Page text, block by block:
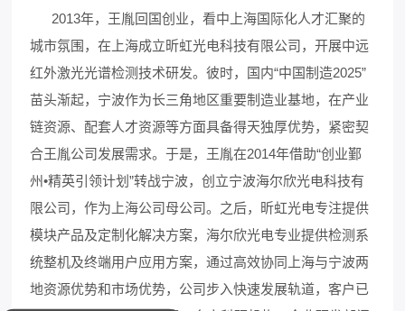
2013年，王胤回国创业，看中上海国际化人才汇聚的
城市氛围，在上海成立昕虹光电科技有限公司，开展中远
红外激光光谱检测技术研发。彼时，国内“中国制造2025”
苗头渐起，宁波作为长三角地区重要制造业基地，在产业
链资源、配套人才资源等方面具备得天独厚优势，紧密契
合王胤公司发展需求。于是，王胤在2014年借助“创业鄞
州•精英引领计划”转战宁波，创立宁波海尔欣光电科技有
限公司，作为上海公司母公司。之后，昕虹光电专注提供
模块产品及定制化解决方案，海尔欣光电专业提供检测系
统整机及终端用户应用方案，通过高效协同上海与宁波两
地资源优势和市场优势，公司步入快速发展轨道，客户已